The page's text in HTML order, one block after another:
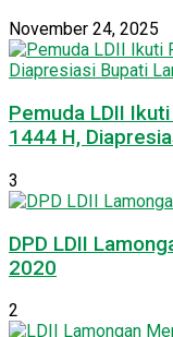
November 24, 2025
Pemuda LDII
1444 H,
3
DPD LDII
2020
2